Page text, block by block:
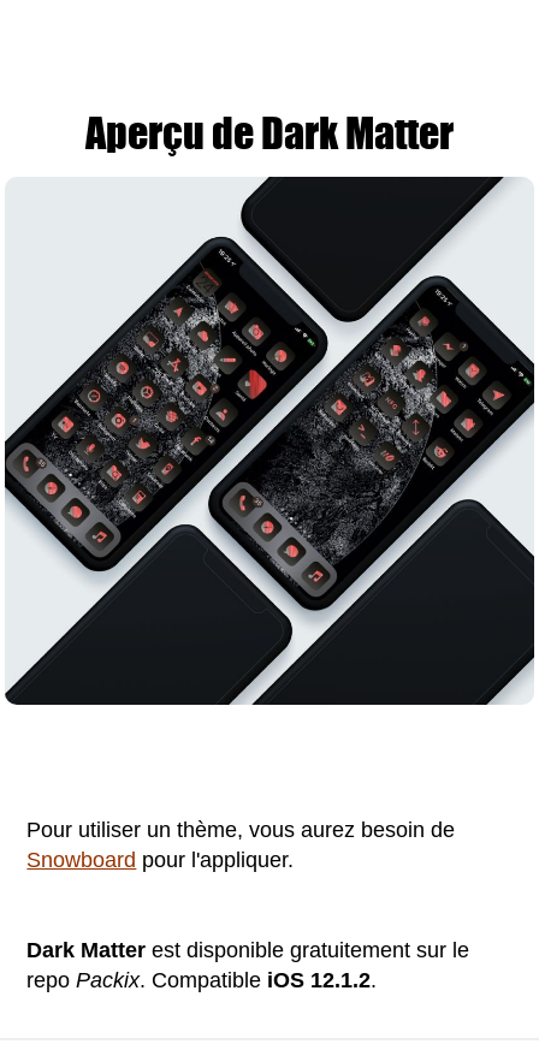
Aperçu de Dark Matter
Pour utiliser un thème, vous aurez besoin de
Snowboard pour l'appliquer.
Dark Matter est disponible gratuitement sur le
repoPackix. Compatible iOS 12.1.2.